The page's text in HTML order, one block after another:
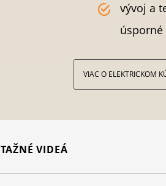
vývoj a
úsporné
VIAC O ELEKTRICKOM
VIDEÁ